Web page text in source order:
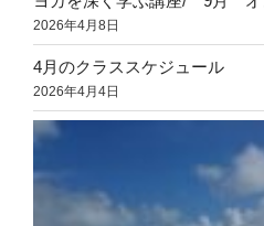
2026年4月8日
4月のクラススケジュール
2026年4月4日